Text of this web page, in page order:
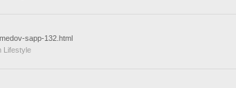
sapp-132.html
Lifestyle